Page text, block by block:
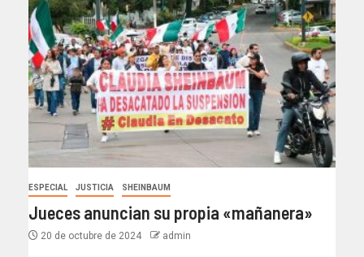
ESPECIAL JUSTICIA SHEINBAUM
Jueces anuncian su propia «mañanera»
20 de octubre de 2024 admin